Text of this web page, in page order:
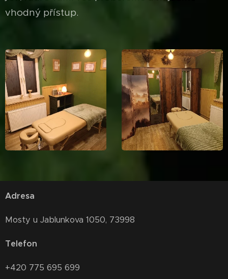
vhodný přístup.
Adresa
Mosty u Jablunkova 1050, 73998
Telefon
+420 775 695 699